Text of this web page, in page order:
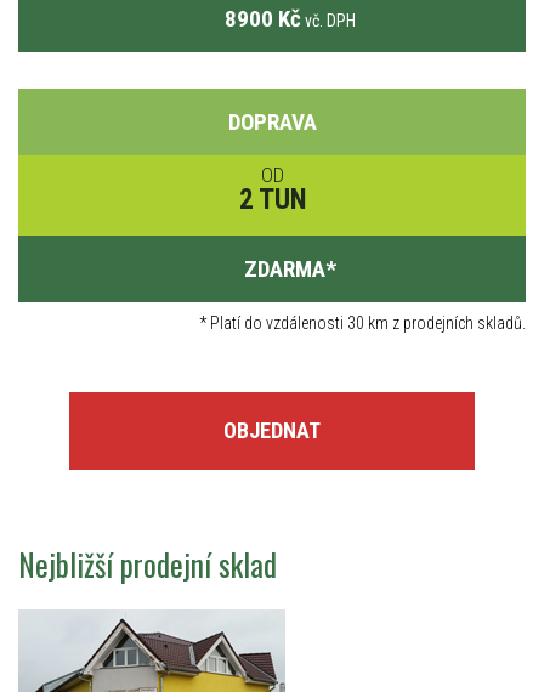
8900 Kč vč. DPH
DOPRAVA
OD
2 TUN
ZDARMA*
*Platí do vzdálenosti 30 km z prodejních skladů.
OBJEDNAT
Nejbližší prodejní sklad